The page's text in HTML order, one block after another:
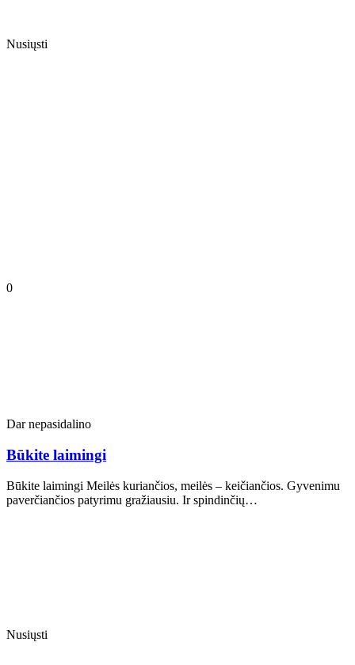
Nusiųsti
0
Dar nepasidalino
Būkite laimingi
Būkite laimingi Meilės kuriančios, meilės – keičiančios. Gyvenimu
paverčiančios patyrimu gražiausiu. Ir spindinčių…
Nusiųsti